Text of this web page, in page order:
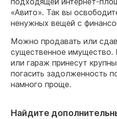
«Авито». Так вы
ненужных вещей с
Можно продавать или
существенное имущество.
или гараж принесут
погасить задолженность
намного проще.
Найдите